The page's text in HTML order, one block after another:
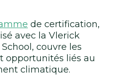
de certification,
avec la Vlerick
couvre les
opportunités liés au
climatique.